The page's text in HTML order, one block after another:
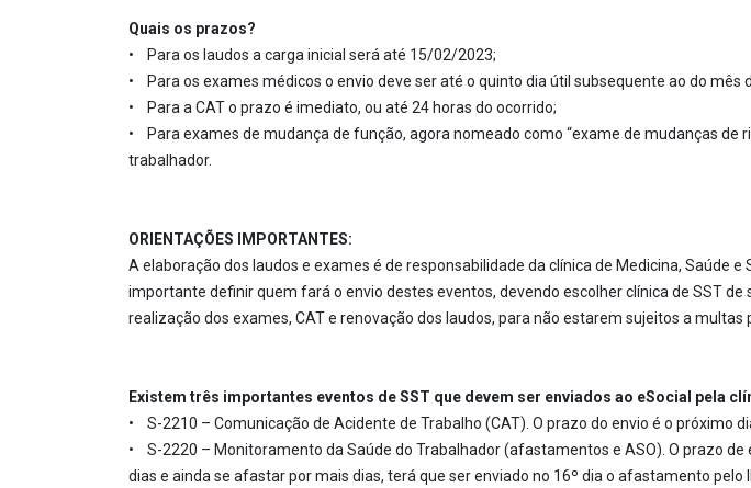
Quais os prazos?
• Para os laudos a carga inicial será até 15/02/2023;
• Para os exames médicos o envio deve ser até o quinto dia útil subsequente ao do mês
• Para a CAT o prazo é imediato, ou até 24 horas do ocorrido;
• Para exames de mudança de função, agora nomeado como “exame de mudanças de
trabalhador.
ORIENTAÇÕES IMPORTANTES:
A elaboração dos laudos e exames é de responsabilidade da clínica de Medicina, Saúde
importante definir quem fará o envio destes eventos, devendo escolher clínica de SST
realização dos exames, CAT e renovação dos laudos, para não estarem sujeitos a multas
Existem três importantes eventos de SST que devem ser enviados ao eSocial pela
• S-2210 – Comunicação de Acidente de Trabalho (CAT). O prazo do envio é o próximo
• S-2220 – Monitoramento da Saúde do Trabalhador (afastamentos e ASO). O prazo
dias e ainda se afastar por mais dias, terá que ser enviado no 16º dia o afastamento pelo